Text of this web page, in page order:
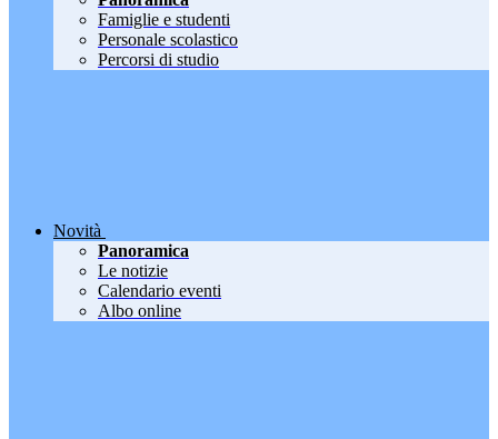
Famiglie e studenti
Personale scolastico
Percorsi di studio
Novità
Panoramica
Le notizie
Calendario eventi
Albo online